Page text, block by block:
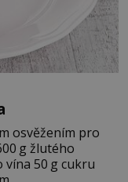
osvěžením pro
vína 50 g cukru